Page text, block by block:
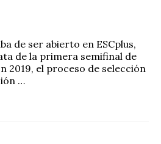
de ser abierto en ESCplus,
de la primera semifinal de
2019, el proceso de selección
…